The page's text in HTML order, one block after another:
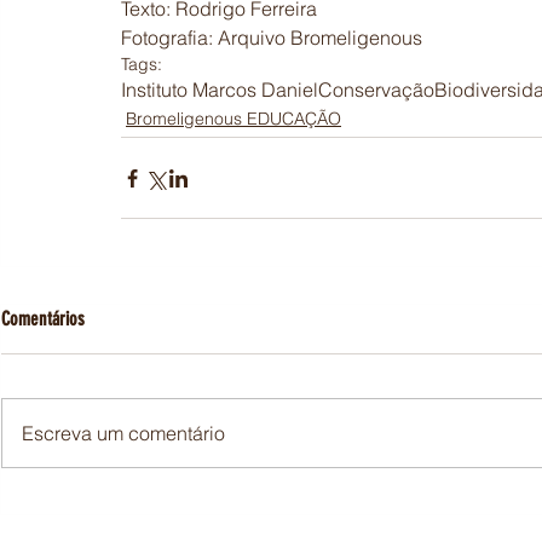
Texto: Rodrigo Ferreira
Fotografia: Arquivo Bromeligenous
Tags:
Instituto Marcos DanielConservação
Bromeligenous EDUCAÇÃO
Comentários
Escreva um comentário